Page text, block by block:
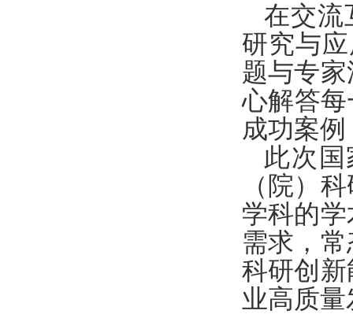
在交流
研究与
题与专
心解答
成功案
此次
（院）
学科的
需求，
科研创
业高质